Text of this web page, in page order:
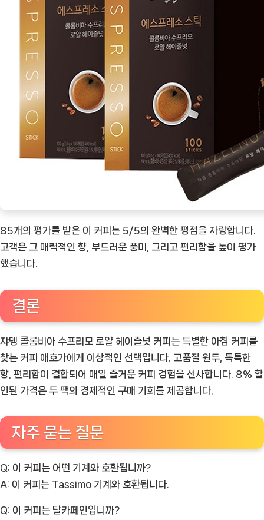
85개의 평가를 받은 이 커피는 5/5의 완벽한 평점을 자랑합니다.
고객은 그 매력적인 향, 부드러운 풍미, 그리고 편리함을 높이 평가
했습니다.
결론
쟈뎅 콜롬비아 수프리모 로얄 헤이즐넛 커피는 특별한 아침 커피를
찾는 커피 애호가에게 이상적인 선택입니다. 고품질 원두, 독특한
향, 편리함이 결합되어 매일 즐거운 커피 경험을 선사합니다. 8% 할
인된 가격은 두 팩의 경제적인 구매 기회를 제공합니다.
자주 묻는 질문
Q: 이 커피는 어떤 기계와 호환됩니까?
A: 이 커피는 Tassimo 기계와 호환됩니다.
Q: 이 커피는 탈카페인입니까?